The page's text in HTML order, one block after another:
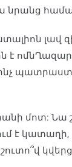
նրանց
լավ
է
պատրաստ:
մոտ: Նա
է